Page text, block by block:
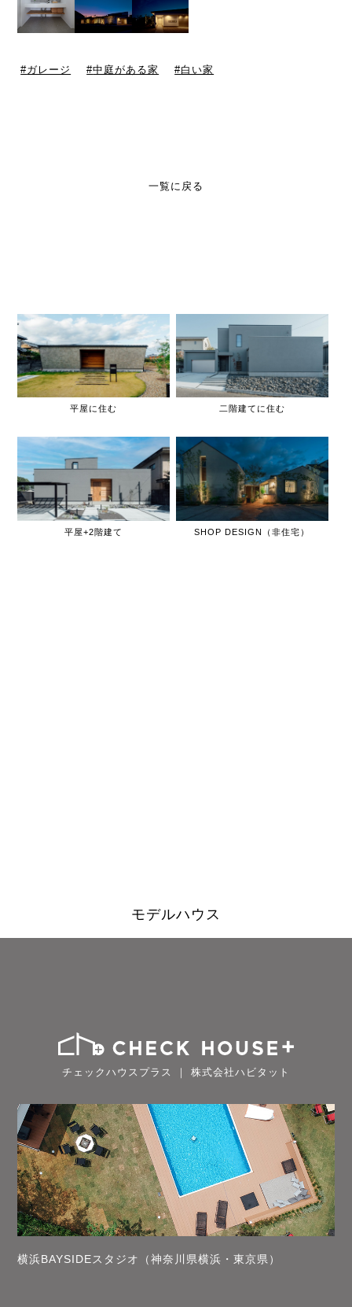
ガレージ 中庭がある家 白い家
一覧に戻る
平屋に住む 二階建てに住む
平屋+2階建て SHOP DESIGN（非住宅）
モデルハウス
チェックハウスプラス ｜ 株式会社ハビタット
横浜BAYSIDEスタジオ（神奈川県横浜・東京県）